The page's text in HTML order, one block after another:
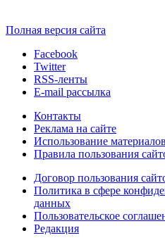
Полная версия сайта
Facebook
Twitter
RSS-ленты
E-mail рассылка
Контакты
Реклама на сайте
Использование
Правила пользования
Договор пользования
Политика в сфере
данных
Пользовательское
Редакция